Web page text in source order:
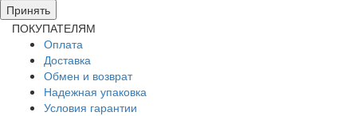
Принять
ПОКУПАТЕЛЯМ
Оплата
Доставка
Обмен и возврат
Надежная упаковка
Условия гарантии